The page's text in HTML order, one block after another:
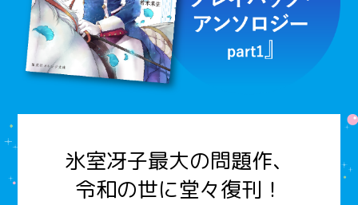
氷室冴子最大の問題作、
令和の世に堂々復刊！